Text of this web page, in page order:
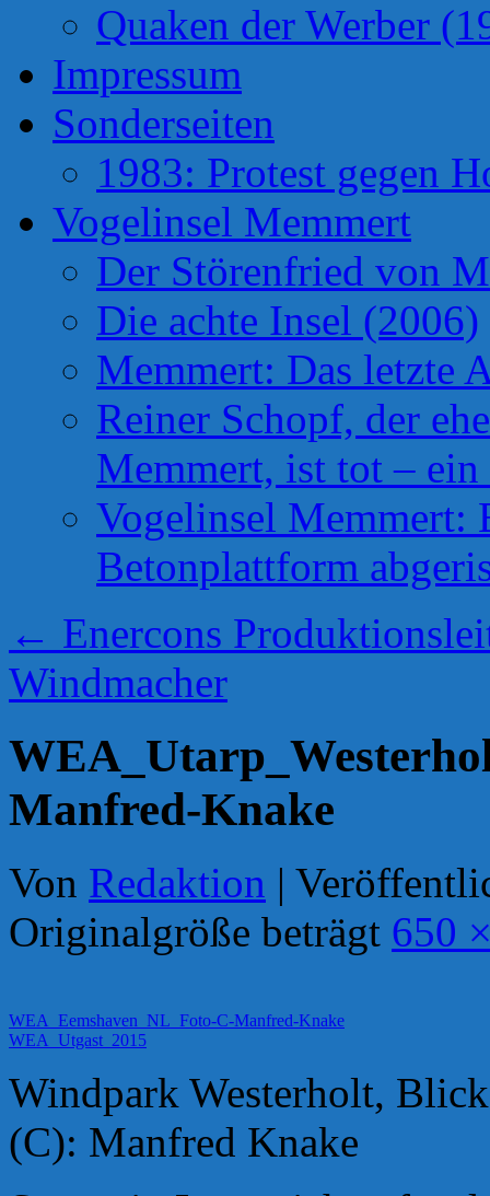
Quaken der Werber
Impressum
Sonderseiten
1983: Protest gegen
Vogelinsel Memmert
Der Störenfried von
Die achte Insel (2006)
Memmert: Das letzte
Reiner Schopf, der
Memmert, ist tot –
Vogelinsel Memmert:
Betonplattform
← Enercons
Windmacher
Manfred-Knake
Von Redaktion |
Originalgröße beträgt 650
WEA_Eemshaven_NL_Foto-C-Manfred-Knake
WEA_Utgast_2015
Windpark Westerholt,
(C): Manfred Knake